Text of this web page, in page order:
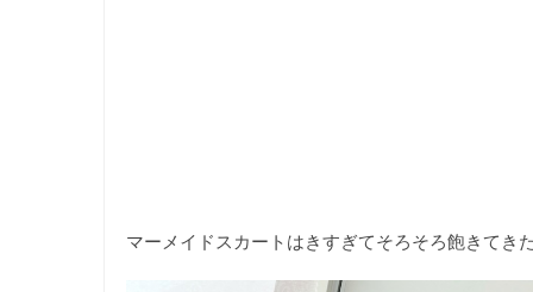
マーメイドスカートはきすぎてそろそろ飽きてき